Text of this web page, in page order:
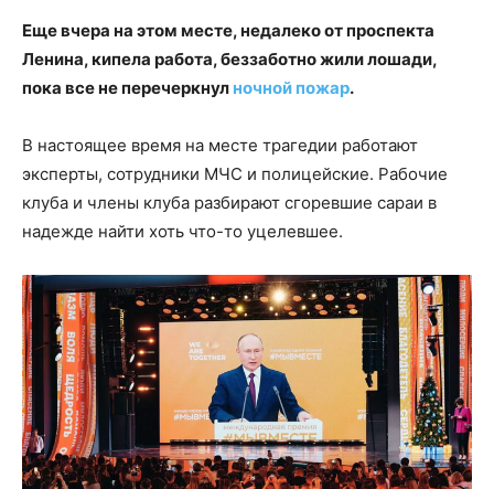
Еще вчера на этом месте, недалеко от проспекта
Ленина, кипела работа, беззаботно жили лошади,
пока все не перечеркнул ночной пожар.
В настоящее время на месте трагедии работают
эксперты, сотрудники МЧС и полицейские. Рабочие
клуба и члены клуба разбирают сгоревшие сараи в
надежде найти хоть что-то уцелевшее.